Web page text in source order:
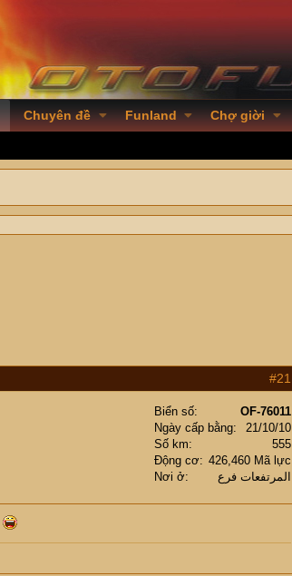
Chuyên đề Funland Chợ giời
#21
Biển số
OF-76011
Ngày cấp bằng
21/10/10
Số km
555
Động cơ
426,460 Mã lực
Nơi ở
المرتفعات فرع